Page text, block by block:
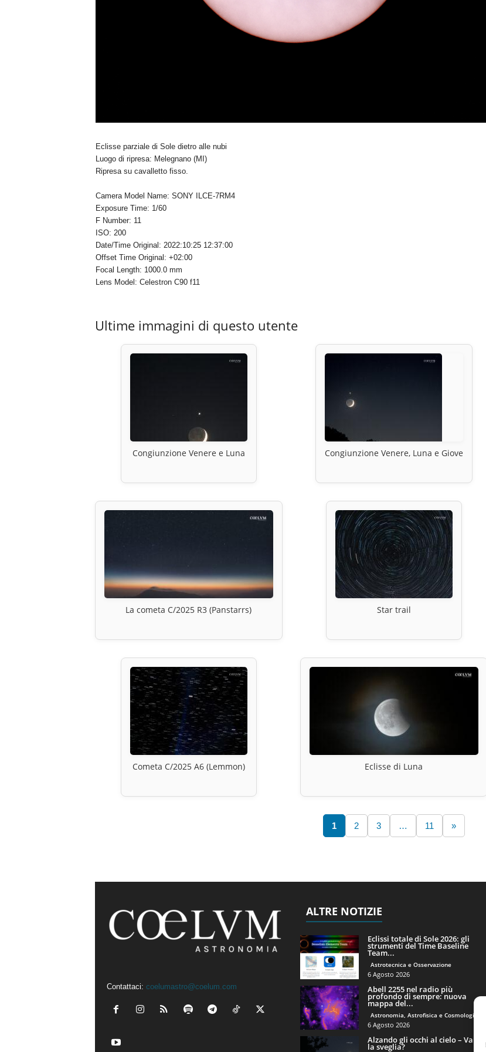
Eclisse parziale di Sole dietro alle nubi
Luogo di ripresa: Melegnano (MI)
Ripresa su cavalletto fisso.
Camera Model Name: SONY ILCE-7RM4
Exposure Time: 1/60
F Number: 11
ISO: 200
Date/Time Original: 2022:10:25 12:37:00
Offset Time Original: +02:00
Focal Length: 1000.0 mm
Lens Model: Celestron C90 f11
Ultime immagini di questo utente
Congiunzione Venere e Luna Congiunzione Venere, Luna e Giove
La cometa C/2025 R3 (Panstarrs) Star trail
Cometa C/2025 A6 (Lemmon) Eclisse di Luna
1 2 3 … 11 »
Contattaci: coelumastro@coelum.com
ALTRE NOTIZIE
Eclissi totale di Sole 2026: gli
strumenti del Time Baseline
Team...
Astrotecnica e Osservazione
6 Agosto 2026
Abell 2255 nel radio più
profondo di sempre: nuova
mappa del...
Astronomia, Astrofisica e Cosmologia
6 Agosto 2026
Alzando gli occhi al cielo – Vale
la sveglia?